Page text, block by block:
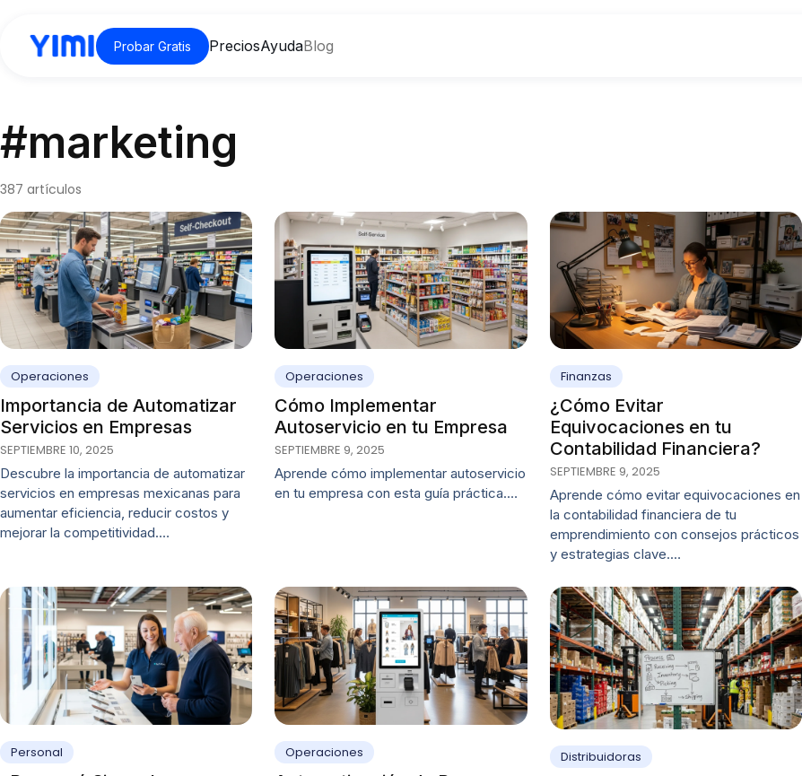
Probar Gratis PreciosAyudaBlog
#marketing
387 artículos
Operaciones
Importancia de Automatizar
Servicios en Empresas
SEPTIEMBRE 10, 2025
Descubre la importancia de automatizar
servicios en empresas mexicanas para
aumentar eficiencia, reducir costos y
mejorar la competitividad.…
Operaciones
Cómo Implementar
Autoservicio en tu Empresa
SEPTIEMBRE 9, 2025
Aprende cómo implementar autoservicio
en tu empresa con esta guía práctica.…
Finanzas
¿Cómo Evitar
Equivocaciones en tu
Contabilidad Financiera?
SEPTIEMBRE 9, 2025
Aprende cómo evitar equivocaciones en
la contabilidad financiera de tu
emprendimiento con consejos prácticos
y estrategias clave.…
Personal Operaciones Distribuidoras